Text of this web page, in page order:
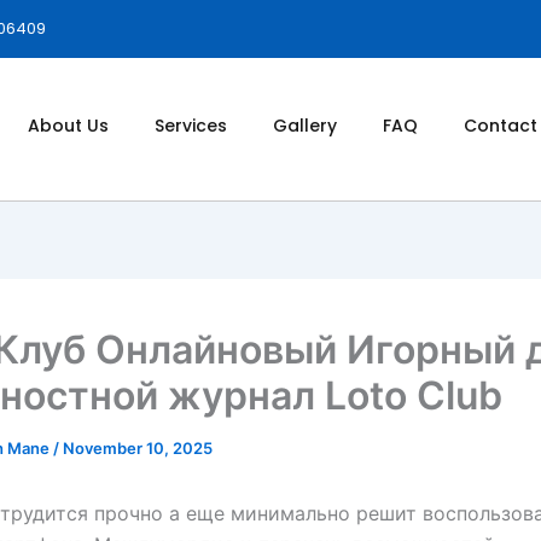
About Us Services Gallery FAQ Contact
Онлайновый Игорный
журнал Loto Club
Mane / November 10, 2025
прочно а еще минимально решит